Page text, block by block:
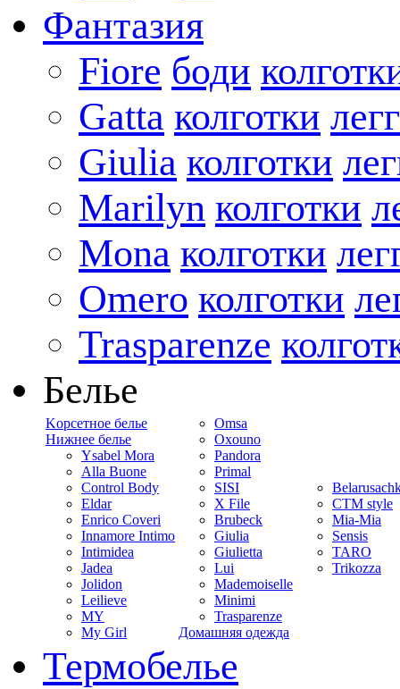
Фантазия
Fiore боди
Gatta колготки
Giulia колготки
Marilyn колготки
Mona колготки
Omero колготки
Trasparenze
Белье
Kорсетное белье
Нижнее белье
Ysabel Mora
Alla Buone
Control Body
Eldar
Enrico Coveri
Innamore Intimo
Intimidea
Jadea
Jolidon
Leilieve
MY
My Girl
Omsa
Oxouno
Pandora
Primal
SISI
X File
Brubeck
Giulia
Giulietta
Lui
Mademoiselle
Minimi
Trasparenze
Домашняя одежда
CTM style
Mia-Mia
Sensis
TARO
Trikozza
Термобелье